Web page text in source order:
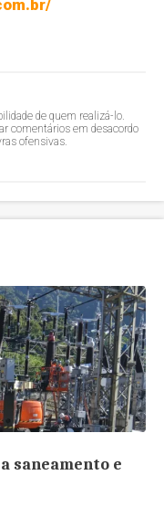
de quem realizá-lo.
comentários em desacordo
ofensivas.
saneamento e